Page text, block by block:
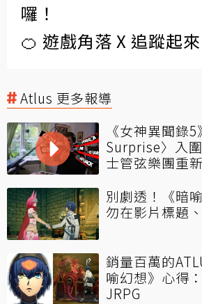
囉！
🍊 遊戲角落 X 追蹤起來
Atlus 更多報導
《女神異聞錄
Surprise〉入
士管弦樂團重
別劇透！《暗
勿在影片標題
銷量百萬的
喻幻想》心得
JRPG